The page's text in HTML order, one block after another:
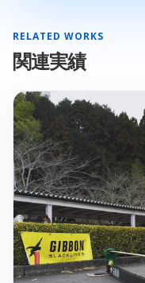
RELATED WORKS
関連実績